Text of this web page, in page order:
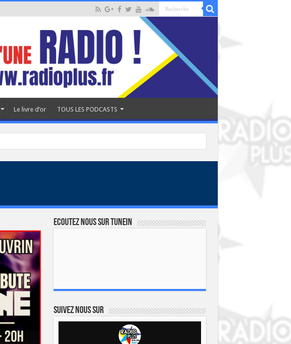
Le livre d’or TOUS LES PODCASTS
Ecoutez nous sur TuneIn
Suivez nous sur